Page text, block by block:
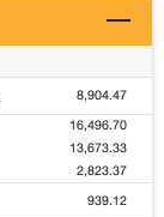
8,904.47
16,496.70
13,673.33
2,823.37
939.12